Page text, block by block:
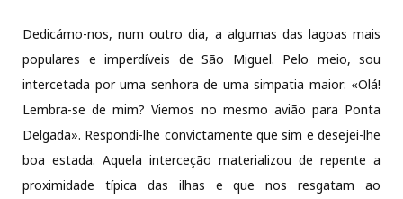
Dedicámo-nos, num outro dia, a algumas das lagoas mais
populares e imperdíveis de São Miguel. Pelo meio, sou
intercetada por uma senhora de uma simpatia maior: «Olá!
Lembra-se de mim? Viemos no mesmo avião para Ponta
Delgada». Respondi-lhe convictamente que sim e desejei-lhe
boa estada. Aquela interceção materializou de repente a
proximidade típica das ilhas e que nos resgatam ao